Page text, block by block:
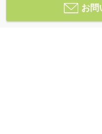
お問